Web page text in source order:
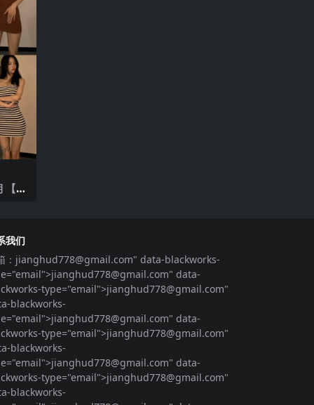
【21
我们
： jianghud778@gmail.com" data-blackworks-
jianghud778@gmail.com" data-
type="email">jianghud778@gmail.com"
blackworks-
jianghud778@gmail.com" data-
type="email">jianghud778@gmail.com"
blackworks-
jianghud778@gmail.com" data-
type="email">jianghud778@gmail.com"
blackworks-